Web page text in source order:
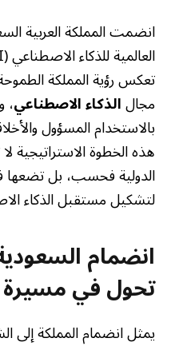
انضمت المملكة العربية
تعكس رؤية المملكة
مجالالذكاء الاصطناعي،
بالاستخدام المسؤول
هذه الخطوة الاستراتيجية
الدولية فحسب، بل تضعها
لتشكيل مستقبل الذكاء
تحول في مسيرة
يمثل انضمام المملكة إلى